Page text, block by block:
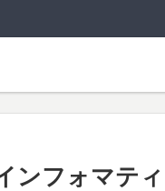
ンフォマテ